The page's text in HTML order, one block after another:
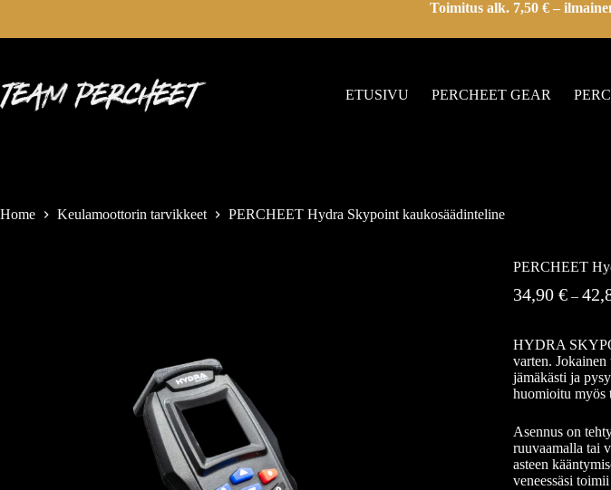
Toimitus alk. 7,50 € –
ETUSIVU PERCHEET GEAR
Home Keulamoottorin tarvikkeet PERCHEET Hydra Skypoint kaukosäädinteline
PERCHEET
34,90€ –
HYDRA
varten.
jämäkästi ja
huomioitu myös
Asennus on
ruuvaamalla tai
asteen
veneessäsi